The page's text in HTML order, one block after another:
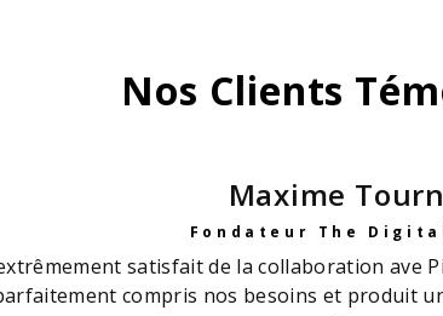
Nos Clients
Maxime
Fondateur The
satisfait de la collaboration ave
compris nos besoins et produit